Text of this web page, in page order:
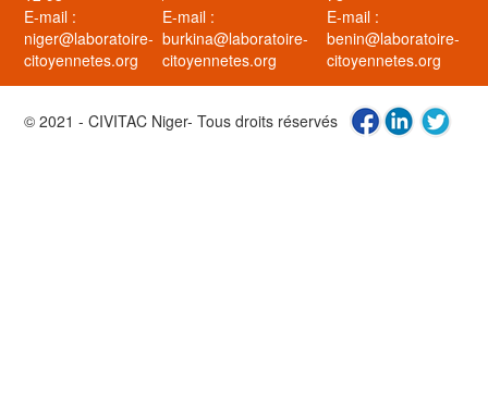
E-mail :
niger@laboratoire-
citoyennetes.org
E-mail :
burkina@laboratoire-
citoyennetes.org
E-mail :
benin@laboratoire-
citoyennetes.org
© 2021 - CIVITAC Niger- Tous droits réservés